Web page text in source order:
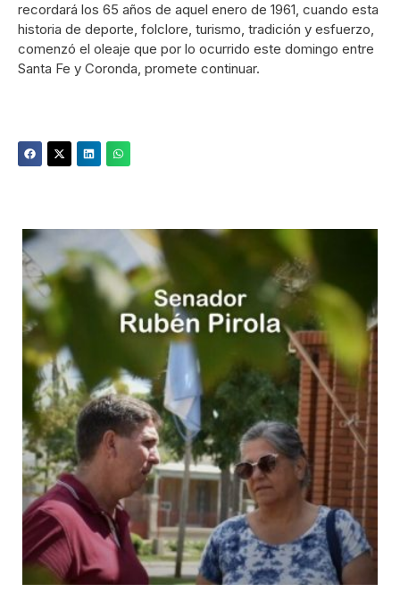
recordará los 65 años de aquel enero de 1961, cuando esta
historia de deporte, folclore, turismo, tradición y esfuerzo,
comenzó el oleaje que por lo ocurrido este domingo entre
Santa Fe y Coronda, promete continuar.